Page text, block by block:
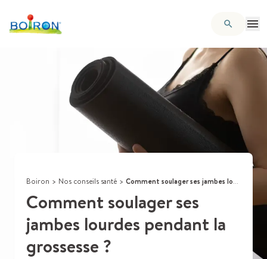
Boiron > Nos conseils santé > Comment soulager ses jambes lourdes pendant la grossesse ?
Comment soulager ses
jambes lourdes pendant la
grossesse ?